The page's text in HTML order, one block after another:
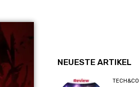
NEUESTE ARTIKEL
TECH&CO